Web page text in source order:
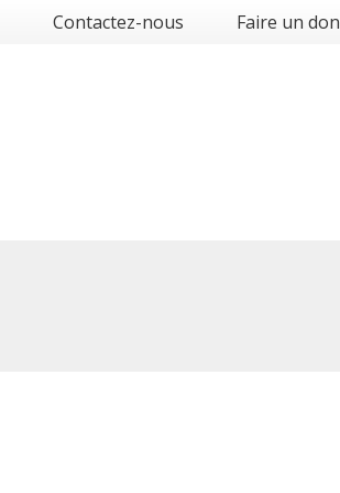
Contactez-nous Faire un don